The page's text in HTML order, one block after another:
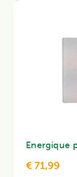
Energique
€ 71,99